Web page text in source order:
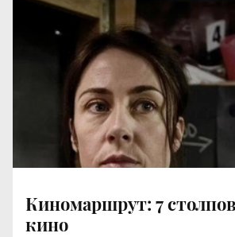
Киномаршрут: 7
кино